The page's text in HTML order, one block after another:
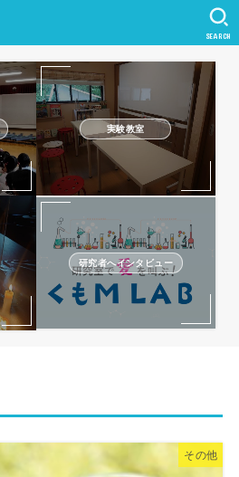
SEARCH
実験教室
研究者へインタビュー
その他